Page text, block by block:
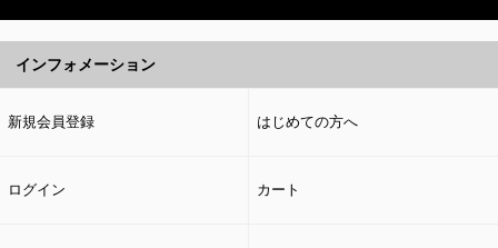
インフォメーション
新規会員登録 はじめての方へ
ログイン カート